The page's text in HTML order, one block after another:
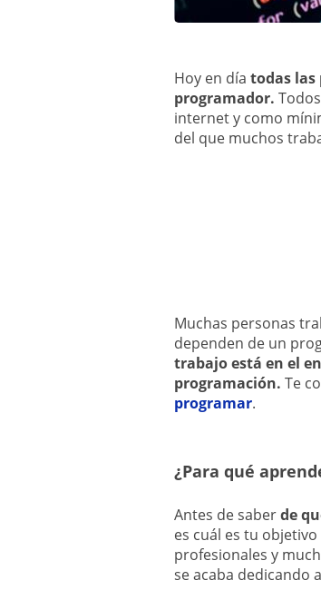
Hoy en día todas las
programador.
internet y como
del que muchos
Muchas personas
dependen de un
trabajo está en el
programación. Te
programar.
¿Para qué
Antes de saberde
es cuál es tu
profesionales y
se acaba dedicando